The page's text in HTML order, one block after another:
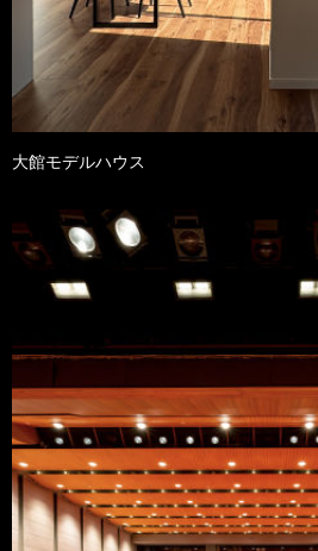
大館モデルハウス